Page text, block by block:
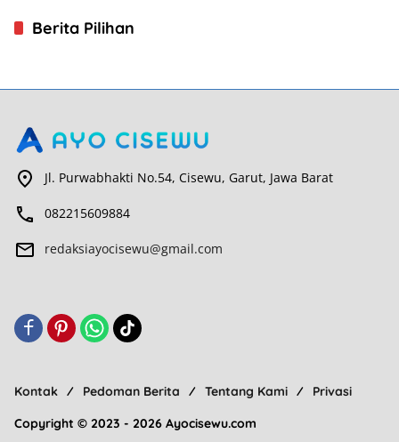
Berita Pilihan
Jl. Purwabhakti No.54, Cisewu, Garut, Jawa Barat
082215609884
redaksiayocisewu@gmail.com
Kontak Pedoman Berita Tentang Kami
Privasi
Copyright © 2023 - 2026 Ayocisewu.com